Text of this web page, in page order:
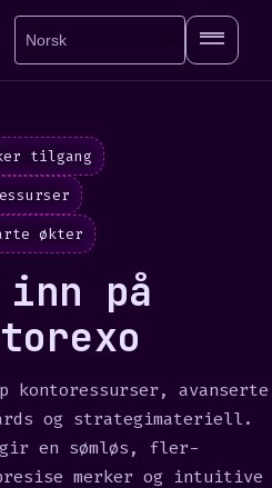
tilgang
økter
inn på
kontoressurser, avanserte
og strategimateriell.
gir en sømløs, fler-
merker og intuitive